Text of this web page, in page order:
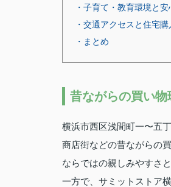
・子育て・教育環境と
・交通アクセスと住宅
・まとめ
昔ながらの買い
横浜市西区浅間町一〜五
商店街などの昔ながらの
ならではの親しみやすさ
一方で、サミットストア